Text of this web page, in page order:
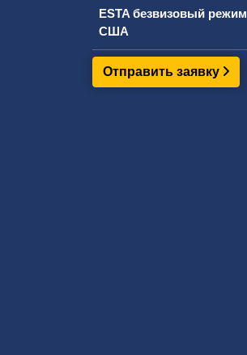
ESTA безвизовый режим
США
Отправить заявку